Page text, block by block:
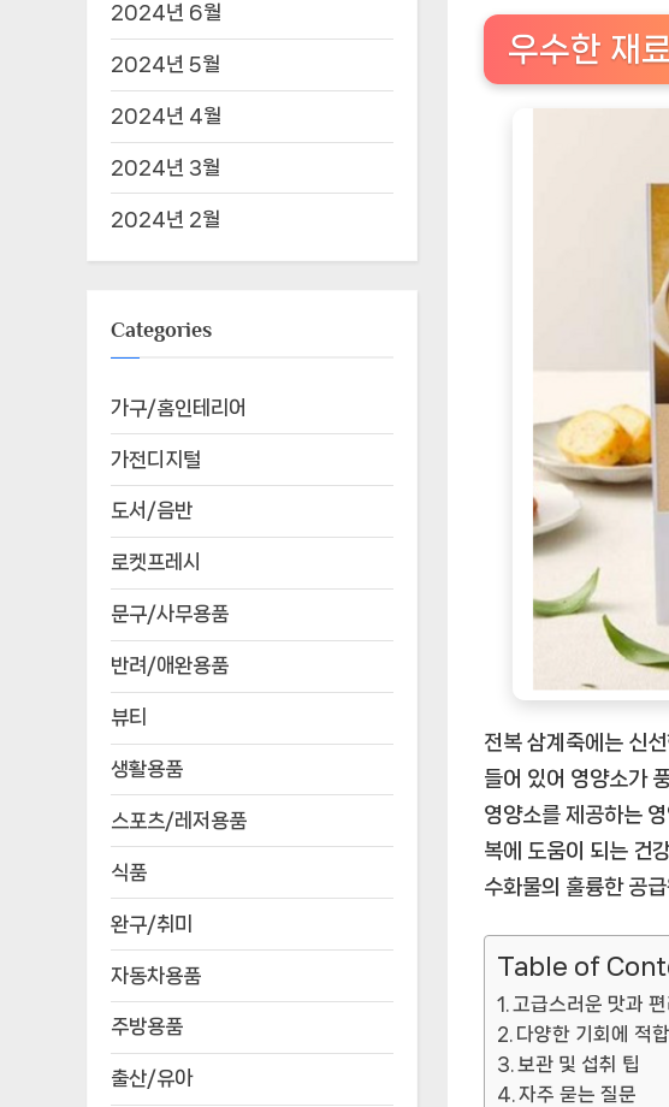
우수한 재
전복 삼계죽에는 신
들어 있어 영양소가
영양소를 제공하는
복에 도움이 되는 건
수화물의 훌륭한 공급
Table of
고급스러운 맛과
다양한 기회에 적합
보관 및 섭취 팁
자주 묻는 질문
2024년 6월
2024년 5월
2024년 4월
2024년 3월
2024년 2월
Categories
가구/홈인테리어
가전디지털
도서/음반
로켓프레시
문구/사무용품
반려/애완용품
뷰티
생활용품
스포츠/레저용품
식품
완구/취미
자동차용품
주방용품
출산/유아